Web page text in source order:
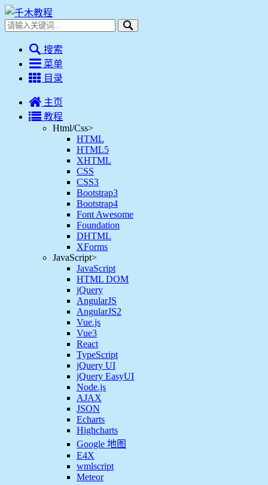
搜索
菜单
目录
主页
教程
Html/Css>
HTML
HTML5
XHTML
CSS
CSS3
Bootstrap3
Bootstrap4
Font Awesome
Foundation
DHTML
XForms
JavaScript>
JavaScript
HTML DOM
jQuery
AngularJS
AngularJS2
Vue.js
Vue3
React
TypeScript
jQuery UI
jQuery EasyUI
Node.js
AJAX
JSON
Echarts
Highcharts
Google 地图
E4X
wmlscript
Meteor